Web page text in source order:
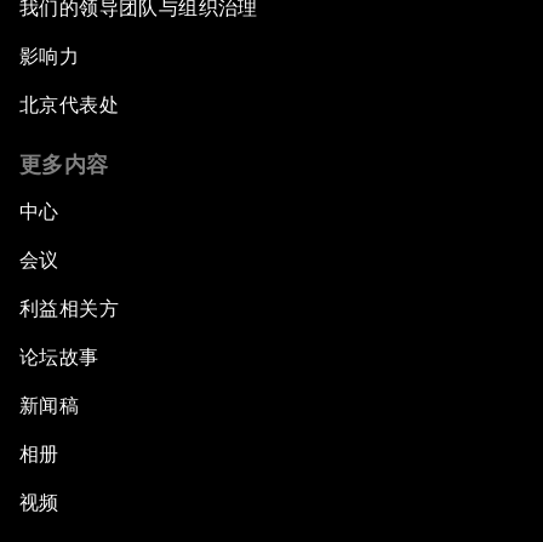
我们的领导团队与组织治理
影响力
北京代表处
更多内容
中心
会议
利益相关方
论坛故事
新闻稿
相册
视频